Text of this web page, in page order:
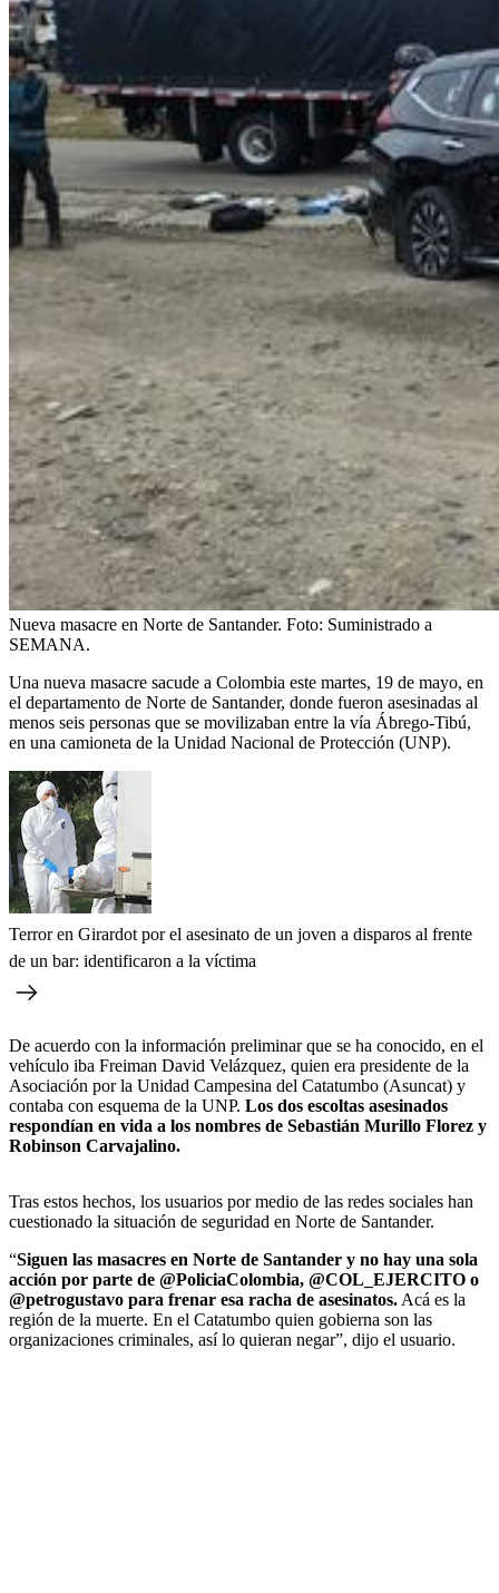
Nueva masacre en Norte de Santander. Foto: Suministrado a
SEMANA.
Una nueva masacre sacude a Colombia este martes, 19 de mayo, en
el departamento de Norte de Santander, donde fueron asesinadas al
menos seis personas que se movilizaban entre la vía Ábrego-Tibú,
en una camioneta de la Unidad Nacional de Protección (UNP).
Terror en Girardot por el asesinato de un joven a disparos al frente
de un bar: identificaron a la víctima
De acuerdo con la información preliminar que se ha conocido, en el
vehículo iba Freiman David Velázquez, quien era presidente de la
Asociación por la Unidad Campesina del Catatumbo (Asuncat) y
contaba con esquema de la UNP. Los dos escoltas asesinados
respondían en vida a los nombres de Sebastián Murillo Florez y
Robinson Carvajalino.
Tras estos hechos, los usuarios por medio de las redes sociales han
cuestionado la situación de seguridad en Norte de Santander.
“Siguen las masacres en Norte de Santander y no hay una sola
acción por parte de @PoliciaColombia, @COL_EJERCITO o
@petrogustavo para frenar esa racha de asesinatos.Acá es la
región de la muerte. En el Catatumbo quien gobierna son las
organizaciones criminales, así lo quieran negar”, dijo el usuario.